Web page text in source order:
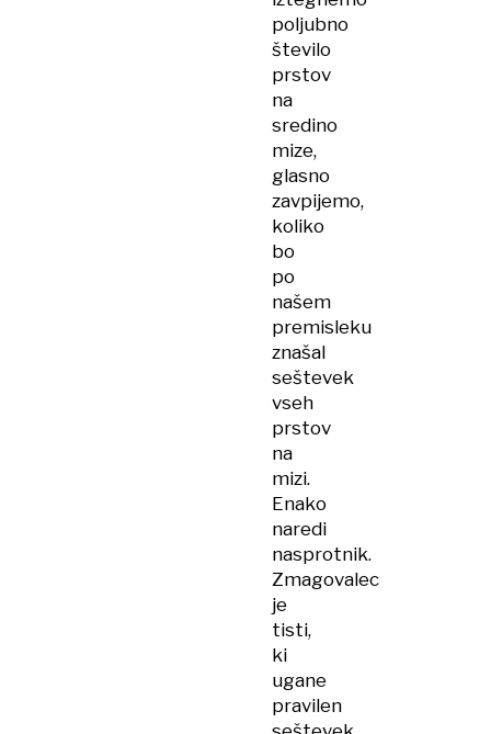
poljubno
število
prstov
na
sredino
mize,
glasno
zavpijemo,
koliko
bo
po
našem
premisleku
znašal
seštevek
vseh
prstov
na
mizi.
Enako
naredi
nasprotnik.
Zmagovalec
je
tisti,
ki
ugane
pravilen